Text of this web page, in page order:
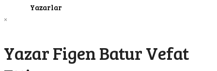
Yazarlar
×
Yazar Figen Batur Vefat